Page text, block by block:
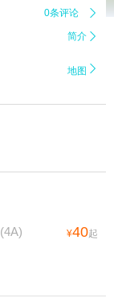
0条评论 
简介 
地图 
(4A) ¥40起